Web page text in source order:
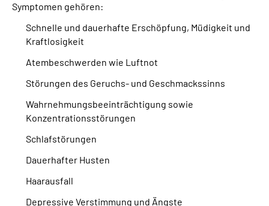
Symptomen gehören:
Schnelle und dauerhafte Erschöpfung, Müdigkeit und
Kraftlosigkeit
Atembeschwerden wie Luftnot
Störungen des Geruchs- und Geschmackssinns
Wahrnehmungsbeeinträchtigung sowie
Konzentrationsstörungen
Schlafstörungen
Dauerhafter Husten
Haarausfall
Depressive Verstimmung und Ängste